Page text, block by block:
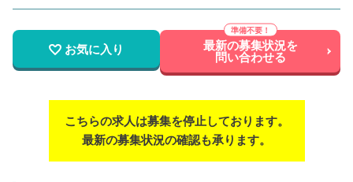
お気に入り 最新の募集状況を
問い合わせる
こちらの求人は募集を停止しております。
最新の募集状況の確認も承ります。